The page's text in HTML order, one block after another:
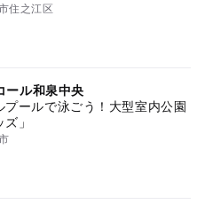
住之江区
ール和泉中央
プールで泳ごう！大型室内公園
」